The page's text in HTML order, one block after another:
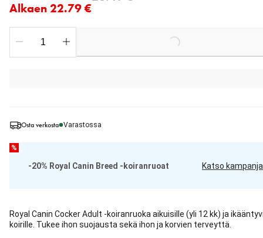
Osta verkosta Varastossa
%
-20% Royal Canin Breed -koiranruoat Katso kampanja
Royal Canin Cocker Adult -koiranruoka aikuisille (yli 12 kk) ja
koirille. Tukee ihon suojausta sekä ihon ja korvien terveyttä.
Alkaen 22.79 €
Loading...